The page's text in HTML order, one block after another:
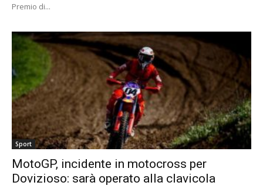
Premio di...
Sport
MotoGP, incidente in motocross per
Dovizioso: sarà operato alla clavicola